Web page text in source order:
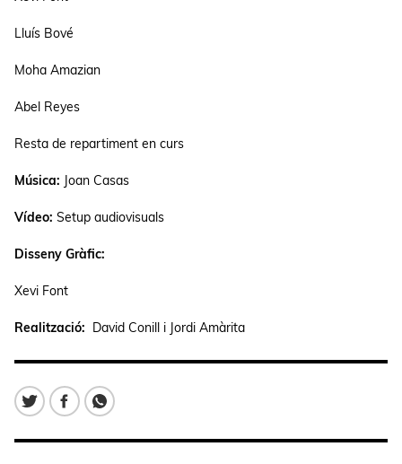
Lluís Bové
Moha Amazian
Abel Reyes
Resta de repartiment en curs
Música: Joan Casas
Vídeo: Setup audiovisuals
Disseny Gràfic:
Xevi Font
Realització: David Conill i Jordi Amàrita